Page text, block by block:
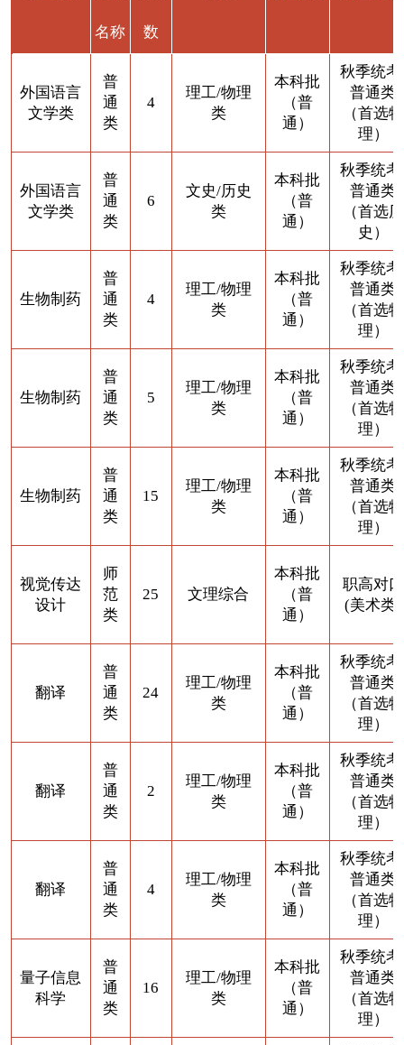
名称 数
外国语言
文学类
普
通
类
4
理工/物理
类
本科批
（普
通）
秋季统
普通类
（首选物
理）
外国语言
文学类
普
通
类
6
文史/历史
类
本科批
（普
通）
秋季统
普通类
（首选历
史）
生物制药
普
通
类
4
理工/物理
类
本科批
（普
通）
秋季统
普通类
（首选物
理）
生物制药
普
通
类
5
理工/物理
类
本科批
（普
通）
秋季统
普通类
（首选物
理）
生物制药
普
通
类
15
理工/物理
类
本科批
（普
通）
秋季统
普通类
（首选物
理）
视觉传达
设计
师
范
类
25 文理综合
本科批
（普
通）
职高对口
(美术类)
翻译
普
通
类
24
理工/物理
类
本科批
（普
通）
秋季统
普通类
（首选物
理）
翻译
普
通
类
2
理工/物理
类
本科批
（普
通）
秋季统
普通类
（首选物
理）
翻译
普
通
类
4
理工/物理
类
本科批
（普
通）
秋季统
普通类
（首选物
理）
量子信息
科学
普
通
类
16
理工/物理
类
本科批
（普
通）
秋季统
普通类
（首选物
理）